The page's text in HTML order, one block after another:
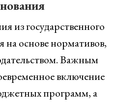
из государственного
основе нормативов,
Важным
включение
программ, а